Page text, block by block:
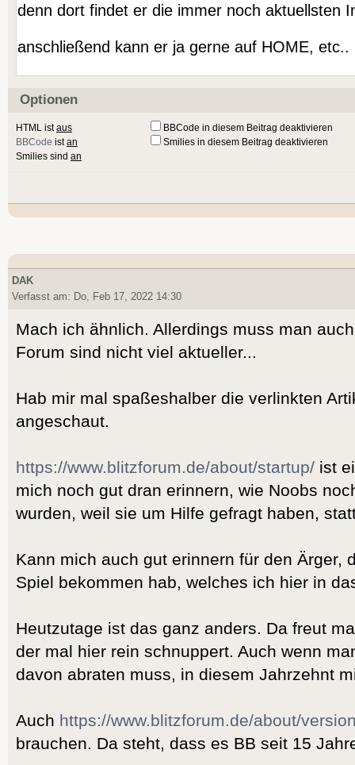
Optionen
HTML istaus
BBCode istan
Smilies sind an
BBCode in diesem Beitrag deaktivieren
Smilies in diesem Beitrag deaktivieren
DAK
Verfasst am: Do, Feb 17, 2022 14:30
Mach ich ähnlich. Allerdings muss man
Forum sind nicht viel aktueller...
Hab mir mal spaßeshalber die verlinkten
angeschaut.
https://www.blitzforum.de/about/startup/ ist
mich noch gut dran erinnern, wie Noobs
wurden, weil sie um Hilfe gefragt haben,
Kann mich auch gut erinnern für den Ärger,
Spiel bekommen hab, welches ich hier in
Heutzutage ist das ganz anders. Da freut
der mal hier rein schnuppert. Auch wenn
davon abraten muss, in diesem Jahrzehnt
Auch https://www.blitzforum.de/about/
brauchen. Da steht, dass es BB seit 15